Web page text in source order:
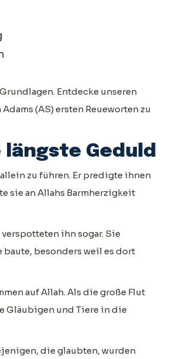
Entdecke unseren
(AS) ersten Reueworten zu
längste Geduld
zu führen. Er predigte ihnen
sie an Allahs Barmherzigkeit
ihn sogar. Sie
baute, besonders weil es dort
auf Allah. Als die große Flut
Gläubigen und Tiere in die
die glaubten, wurden